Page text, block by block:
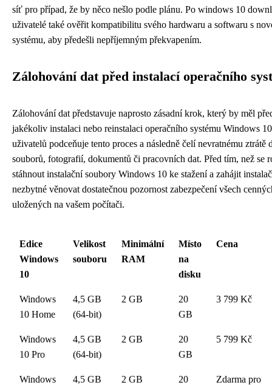
síť pro případ, že by něco nešlo podle plánu. Po windows 10
uživatelé také ověřit kompatibilitu svého hardwaru a softwaru s
systému, aby předešli nepříjemným překvapením.
Zálohování dat před instalací operačního
Zálohování dat představuje naprosto zásadní krok, který by měl
jakékoliv instalaci nebo reinstalaci operačního systému Windows
uživatelů podceňuje tento proces a následně čelí nevratnému ztrátě
souborů, fotografií, dokumentů či pracovních dat. Před tím, než se
stáhnout instalační soubory Windows 10 ke stažení a zahájit
nezbytné věnovat dostatečnou pozornost zabezpečení všech
uložených na vašem počítači.
Edice
Windows
10
Velikost
souboru
Minimální
RAM
Místo
na
disku
Cena
Windows
10 Home
4,5 GB
(64-bit)
2 GB
20
GB
3 799 Kč
Windows
10 Pro
4,5 GB
(64-bit)
2 GB
20
GB
5 799 Kč
Windows
4,5 GB
2 GB
20
Zdarma pro